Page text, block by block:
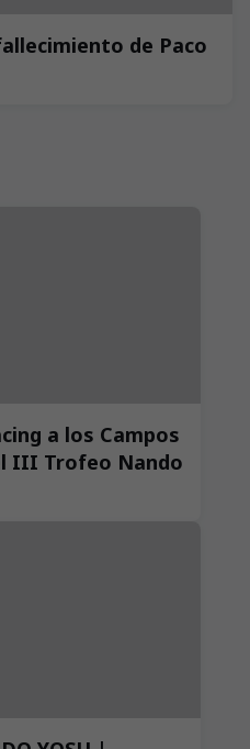
de Paco
a los Campos
III Trofeo Nando